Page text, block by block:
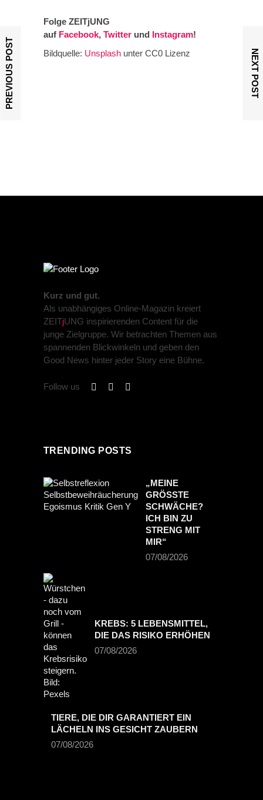
Folge ZEITjUNG
auf Facebook, Twitter und Instagram!
Bildquelle: Unsplash unter CC0 Lizenz
PREVIOUS POST NEXT POST
Kurz und gut.
Als unabhängiges Online-Magazin kreiert
ZEITjUNG inspirierenden Content für die
junge Zielgruppe. Wir betrachten Themen aus
spannenden Blickwinkeln und geben den
Good News hinter jeder Story eine Bühne.
Follow us
TRENDING POSTS
„MEINE
GRÖSSTE S
CHWÄCHE? I
CH BIN ZU S
TRENG MIT M
IR“
07/08/2026
KREBS: 5 LEBENSMITTEL,
DIE DAS RISIKO ERHÖHEN
07/08/2026
TIERE, DIE DIR GARANTIERT EIN
LÄCHELN INS GESICHT ZAUBERN
07/08/2026